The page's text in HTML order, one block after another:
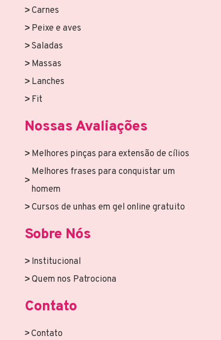
Carnes
Peixe e aves
Saladas
Massas
Lanches
Fit
Nossas Avaliações
Melhores pinças para extensão de cílios
Melhores frases para conquistar um
homem
Cursos de unhas em gel online gratuito
Sobre Nós
Institucional
Quem nos Patrociona
Contato
Contato